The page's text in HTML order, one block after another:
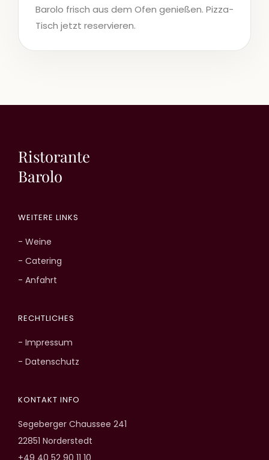
Barolo frisch aus dem Ofen genießen. Pizza-
Tisch jetzt reservieren.
Ristorante
Barolo
WEITERE LINKS
- Weine
- Catering
- Anfahrt
RECHTLICHES
- Impressum
- Datenschutz
KONTAKT INFO
Segeberger Chaussee 241
22851 Norderstedt
+49 40 52 90 11 10